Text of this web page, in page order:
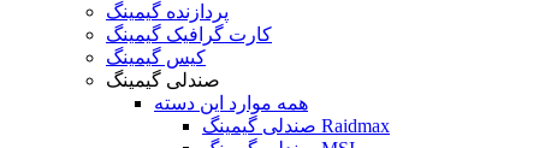
پردازنده گیمینگ
کارت گرافیک گیمینگ
کیس گیمینگ
صندلی گیمینگ
همه موارد این دسته
صندلی گیمینگ Raidmax